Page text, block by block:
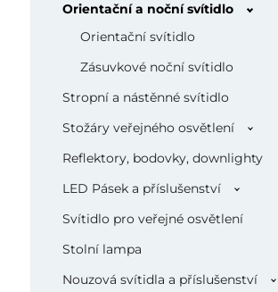
Orientační a noční svítidlo
Orientační svítidlo
Zásuvkové noční svítidlo
Stropní a nástěnné svítidlo
Stožáry veřejného osvětlení
Reflektory, bodovky, downlighty
LED Pásek a příslušenství
Svítidlo pro veřejné osvětlení
Stolní lampa
Nouzová svítidla a příslušenství